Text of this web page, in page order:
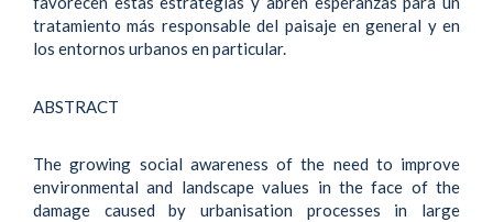
tratamiento más responsable del paisaje en general y en
los entornos urbanos en particular.
ABSTRACT
The growing social awareness of the need to improve
environmental and landscape values in the face of the
damage caused by urbanisation processes in large